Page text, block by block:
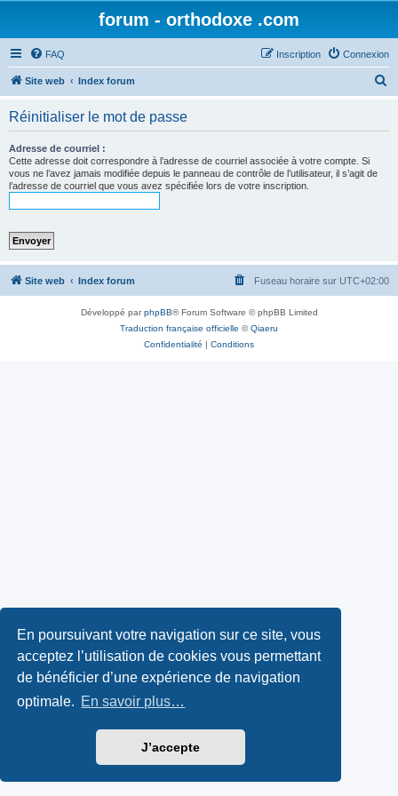
En poursuivant votre navigation sur ce site, vous
acceptez l’utilisation de cookies vous permettant
de bénéficier d’une expérience de navigation
optimale. En savoir plus…
J’accepte
forum - orthodoxe .com
FAQ Connexion
Inscription
Site web Index forum
Réinitialiser le mot de passe
Adresse de courriel :
Cette adresse doit correspondre à l’adresse de courriel associée à votre compte. Si
vous ne l’avez jamais modifiée depuis le panneau de contrôle de l’utilisateur, il s’agit de
l’adresse de courriel que vous avez spécifiée lors de votre inscription.
Site web Index forum Fuseau horaire sur UTC+02:00
Développé parphpBB® Forum Software © phpBB Limited
Traduction française officielle ©Qiaeru
Confidentialité | Conditions